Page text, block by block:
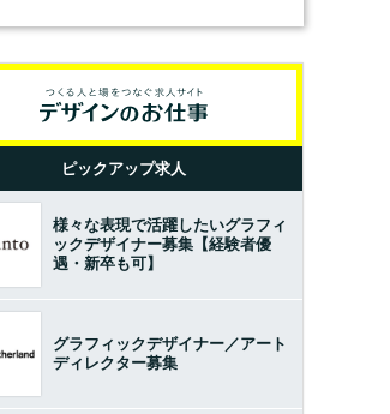
ピックアップ求人
様々な表現で活躍したいグラフィ
ックデザイナー募集【経験者優
遇・新卒も可】
グラフィックデザイナー／アート
ディレクター募集